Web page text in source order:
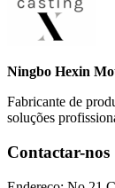
Ningbo Hexin
Fabricante de
soluções
Contactar-nos